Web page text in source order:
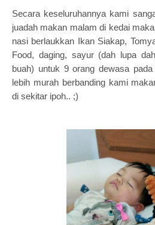
Secara keseluruhannya kami
juadah makan malam di kedai
nasi berlaukkan Ikan Siakap,
Food, daging, sayur (dah lupa
buah) untuk 9 orang dewasa
lebih murah berbanding kami
di sekitar ipoh.. ;)